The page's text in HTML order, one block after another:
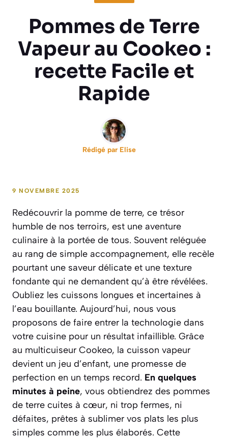
Pommes de Terre
Vapeur au Cookeo :
recette Facile et
Rapide
Rédigé par Elise
9 NOVEMBRE 2025
Redécouvrir la pomme de terre, ce trésor
humble de nos terroirs, est une aventure
culinaire à la portée de tous. Souvent reléguée
au rang de simple accompagnement, elle recèle
pourtant une saveur délicate et une texture
fondante qui ne demandent qu’à être révélées.
Oubliez les cuissons longues et incertaines à
l’eau bouillante. Aujourd’hui, nous vous
proposons de faire entrer la technologie dans
votre cuisine pour un résultat infaillible. Grâce
au multicuiseur Cookeo, la cuisson vapeur
devient un jeu d’enfant, une promesse de
perfection en un temps record. En quelques
minutes à peine, vous obtiendrez des pommes
de terre cuites à cœur, ni trop fermes, ni
défaites, prêtes à sublimer vos plats les plus
simples comme les plus élaborés. Cette